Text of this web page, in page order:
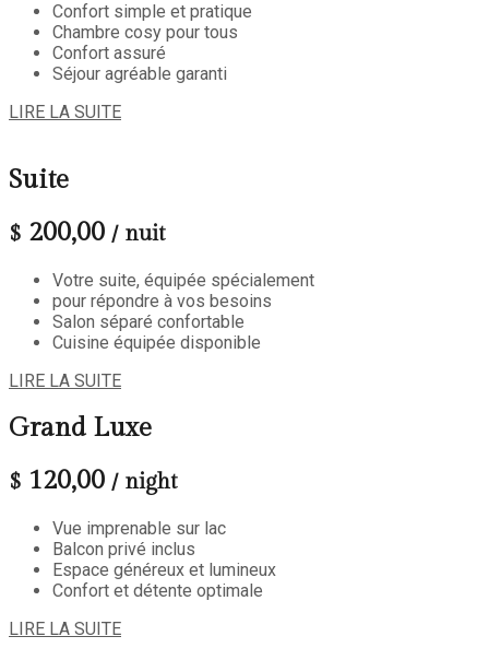
Confort simple et pratique
Chambre cosy pour tous
Confort assuré
Séjour agréable garanti
LIRE LA SUITE
Suite
$ 200,00 / nuit
Votre suite, équipée spécialement
pour répondre à vos besoins
Salon séparé confortable
Cuisine équipée disponible
LIRE LA SUITE
Grand Luxe
$ 120,00 / night
Vue imprenable sur lac
Balcon privé inclus
Espace généreux et lumineux
Confort et détente optimale
LIRE LA SUITE